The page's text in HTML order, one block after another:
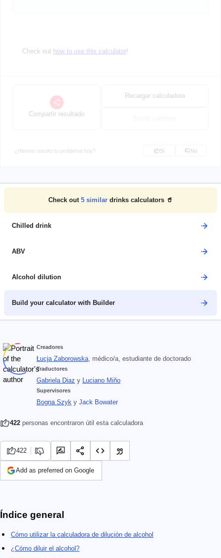
Check out how to use this calculator!
Compartir resultado
Recargar calculadora
¿Hemos resulto tu problema hoy? Sí No
Check out 5 similar drinks calculators 🥤
Chilled drink
ABV
Alcohol dilution
Build your calculator with Builder
Creadores
Łucja Zaborowska, médico/a, estudiante de doctorado
Traductores
Gabriela Diaz y Luciano Miño
Supervisores
Bogna Szyk y Jack Bowater
422 personas encontraron útil esta calculadora
422
Add as preferred on Google
Índice general
Cómo utilizar la calculadora de dilución de alcohol
¿Cómo diluir el alcohol?